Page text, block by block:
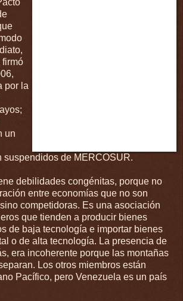
firmó
por la
un
suspendidos de MERCOSUR.
debilidades congénitas, porque no
entre economías que no son
competidoras. Es una asociación
que tienden a producir bienes
de baja tecnología e importar bienes
o de alta tecnología. La presencia de
era incoherente porque las montañas
Los otros miembros están
Pacífico, pero Venezuela es un país